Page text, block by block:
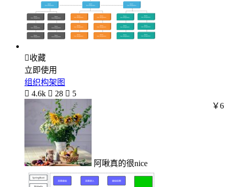
收藏
立即使用
组织构架图
 4.6k  28  5
阿啾真的很nice
￥6